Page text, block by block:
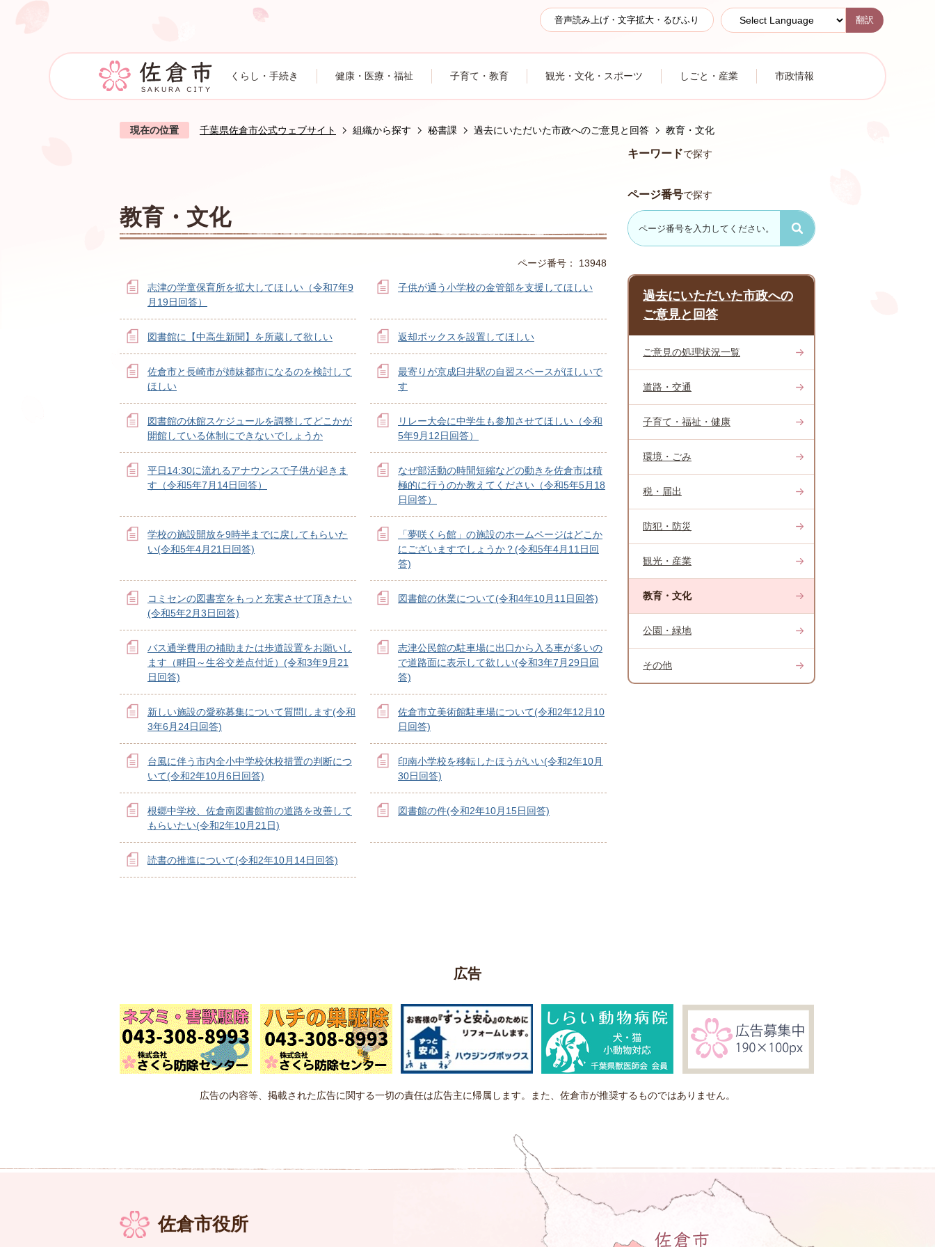
音声読み上げ・文字拡大・るびふり 翻訳
くらし・手続き 健康・医療・福祉 子育て・教育 観光・文化・スポーツ しごと・産業 市政情報
現在の位置 千葉県佐倉市公式ウェブサイト 組織から探す 秘書課 過去にいただいた市政へのご意見と回答 教育・文化
教育・文化
ページ番号： 13948
志津の学童保育所を拡大してほしい（令和7年9
月19日回答）
子供が通う小学校の金管部を支援してほしい
図書館に【中高生新聞】を所蔵して欲しい 返却ボックスを設置してほしい
佐倉市と長崎市が姉妹都市になるのを検討して
ほしい
最寄りが京成臼井駅の自習スペースがほしいで
す
図書館の休館スケジュールを調整してどこかが
開館している体制にできないでしょうか
リレー大会に中学生も参加させてほしい（令和
5年9月12日回答）
平日14:30に流れるアナウンスで子供が起きま
す（令和5年7月14日回答）
なぜ部活動の時間短縮などの動きを佐倉市は積
極的に行うのか教えてください（令和5年5月18
日回答）
学校の施設開放を9時半までに戻してもらいた
い(令和5年4月21日回答)
「夢咲くら館」の施設のホームページはどこか
にございますでしょうか？(令和5年4月11日回
答)
コミセンの図書室をもっと充実させて頂きたい
(令和5年2月3日回答)
図書館の休業について(令和4年10月11日回答)
バス通学費用の補助または歩道設置をお願いし
ます（畔田～生谷交差点付近）(令和3年9月21
日回答)
志津公民館の駐車場に出口から入る車が多いの
で道路面に表示して欲しい(令和3年7月29日回
答)
新しい施設の愛称募集について質問します(令和
3年6月24日回答)
佐倉市立美術館駐車場について(令和2年12月10
日回答)
台風に伴う市内全小中学校休校措置の判断につ
いて(令和2年10月6日回答)
印南小学校を移転したほうがいい(令和2年10月
30日回答)
根郷中学校、佐倉南図書館前の道路を改善して
もらいたい(令和2年10月21日)
図書館の件(令和2年10月15日回答)
読書の推進について(令和2年10月14日回答)
キーワードで探す
ページ番号で探す
過去にいただいた市政への
ご意見と回答
ご意見の処理状況一覧
道路・交通
子育て・福祉・健康
環境・ごみ
税・届出
防犯・防災
観光・産業
教育・文化
公園・緑地
その他
広告
広告の内容等、掲載された広告に関する一切の責任は広告主に帰属します。また、佐倉市が推奨するものではありません。
佐倉市役所